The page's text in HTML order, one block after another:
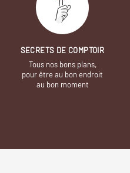
SECRETS DE COMPTOIR
Tous nos bons plans,
pour être au bon endroit
au bon moment